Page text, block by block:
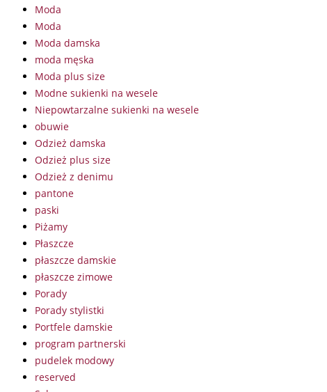
Moda
Moda
Moda damska
moda męska
Moda plus size
Modne sukienki na wesele
Niepowtarzalne sukienki na wesele
obuwie
Odzież damska
Odzież plus size
Odzież z denimu
pantone
paski
Piżamy
Płaszcze
płaszcze damskie
płaszcze zimowe
Porady
Porady stylistki
Portfele damskie
program partnerski
pudelek modowy
reserved